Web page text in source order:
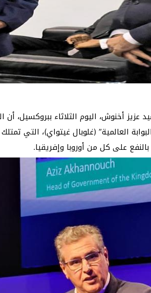
عزيز أخنوش، اليوم الثلاثاء ببروكسيل،
العالمية” (غلوبال غيتواي)، التي
على كل من أوروبا وإفريقيا.